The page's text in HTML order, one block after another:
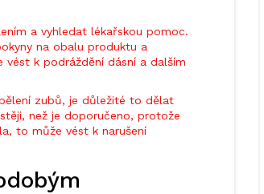
a vyhledat lékařskou pomoc.
na obalu produktu a
vést k podráždění dásní a dalším
zubů, je důležité to dělat
než je doporučeno, protože
to může vést k narušení